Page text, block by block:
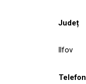
Județ
Ilfov
Telefon